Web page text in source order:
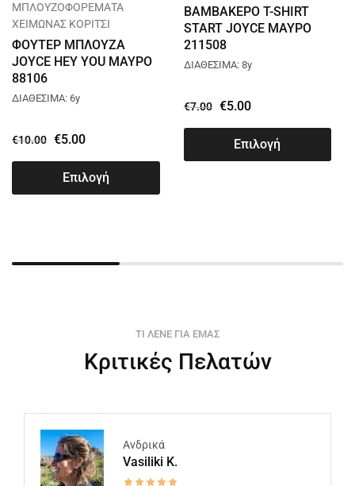
ΜΠΛΟΥΖΟΦΟΡΕΜΑΤΑ
ΧΕΙΜΩΝΑΣ ΚΟΡΙΤΣΙ
ΦΟΥΤΕΡ ΜΠΛΟΥΖΑ
JOYCE HEY YOU ΜΑΥΡΟ
88106
ΔΙΑΘΕΣΙΜΑ: 6y
€10.00 €5.00
Επιλογή
ΒΑΜΒΑΚΕΡΟ T-SHIRT
START JOYCE ΜΑΥΡΟ
211508
ΔΙΑΘΕΣΙΜΑ: 8y
€7.00 €5.00
Επιλογή
ΤΙ ΛΕΝΕ ΓΙΑ ΕΜΑΣ
Κριτικές Πελατών
Ανδρικά
Vasiliki K.